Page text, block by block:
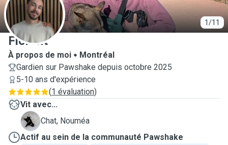
1/11
F
Florent
À propos de moi
Montréal
Gardien sur Pawshake depuis octobre 2025
5-10 ans d'expérience
(1 évaluation)
Vit avec...
N
Chat, Nouméa
Actif au sein de la communauté Pawshake